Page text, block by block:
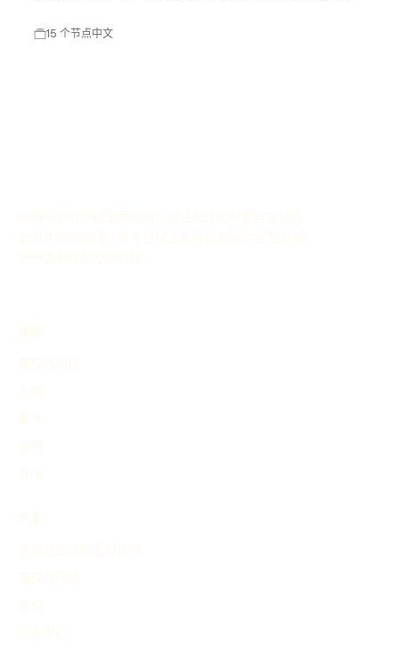
的诞生。美国独立不仅改变了北美的政治格局，也对全球的
15 个节点中文